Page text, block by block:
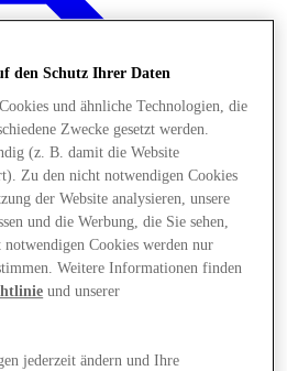
den Schutz Ihrer Daten
und ähnliche Technologien, die
Zwecke gesetzt werden.
(z. B. damit die Website
Zu den nicht notwendigen Cookies
der Website analysieren, unsere
und die Werbung, die Sie sehen,
Cookies werden nur
Weitere Informationen finden
und unserer
jederzeit ändern und Ihre